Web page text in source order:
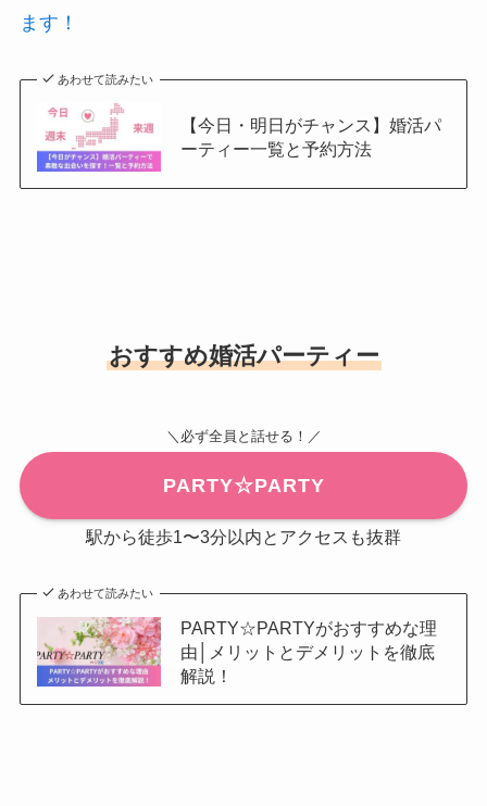
ます！
あわせて読みたい
【今日・明日がチャンス】婚活パ
ーティー一覧と予約方法
おすすめ婚活パーティー
＼必ず全員と話せる！／
PARTY☆PARTY
駅から徒歩1〜3分以内とアクセスも抜群
あわせて読みたい
PARTY☆PARTYがおすすめな理
由│メリットとデメリットを徹底
解説！